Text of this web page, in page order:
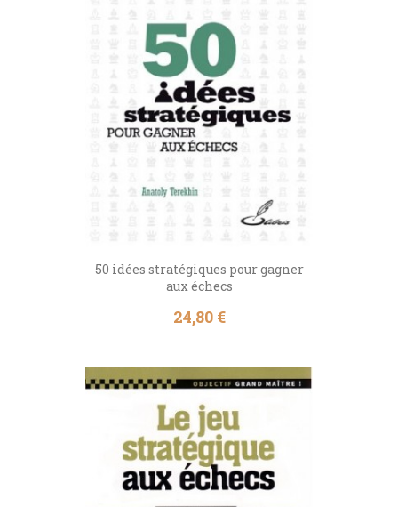
50 idées stratégiques pour gagner
aux échecs
Prix
24,80 €